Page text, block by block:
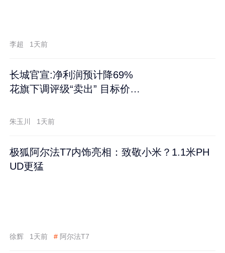
李超 1天前
长城官宣:净利润预计降69%
花旗下调评级“卖出” 目标价再
朱玉川 1天前
极狐阿尔法T7内饰亮相：致敬小米？1.1米PH
UD更猛
徐辉 1天前 # 阿尔法T7